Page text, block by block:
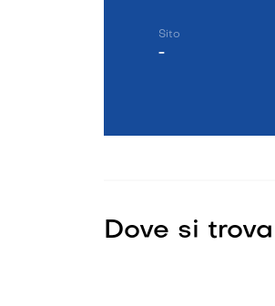
Sito
-
Dove si trova